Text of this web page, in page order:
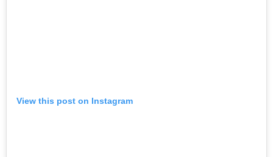
View this post on Instagram